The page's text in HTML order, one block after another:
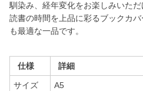
馴染み、経年変化をお楽しみいただ
読書の時間を上品に彩るブックカ
も最適な一品です。
仕様 詳細
サイズ A5